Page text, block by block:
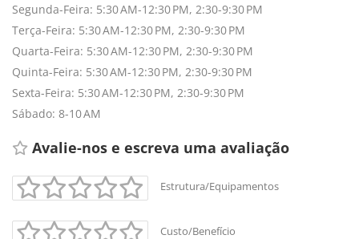
Segunda-Feira: 5:30 AM-12:30 PM, 2:30-9:30 PM
Terça-Feira: 5:30 AM-12:30 PM, 2:30-9:30 PM
Quarta-Feira: 5:30 AM-12:30 PM, 2:30-9:30 PM
Quinta-Feira: 5:30 AM-12:30 PM, 2:30-9:30 PM
Sexta-Feira: 5:30 AM-12:30 PM, 2:30-9:30 PM
Sábado: 8-10 AM
Avalie-nos e escreva uma avaliação
Estrutura/Equipamentos
Custo/Benefício